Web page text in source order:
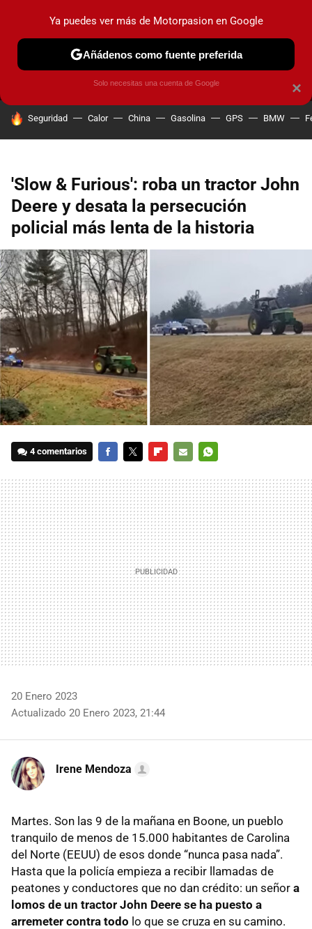
MENÚ NUEVO
COCHES ELÉCTRICOS OBSERVATORIO
HOY SE HABLA DE
Seguridad Calor China Gasolina GPS BMW
'Slow & Furious': roba un tractor John
Deere y desata la persecución
policial más lenta de la historia
4 comentarios
MAIL
20 Enero 2023
Actualizado 20 Enero 2023, 21:44
Irene Mendoza
Martes. Son las 9 de la mañana en Boone, un pueblo
tranquilo de menos de 15.000 habitantes de Carolina
del Norte (EEUU) de esos donde “nunca pasa nada”.
Hasta que la policía empieza a recibir llamadas de
peatones y conductores que no dan crédito: un señor a
lomos de un tractor John Deere se ha puesto a
arremeter contra todo lo que se cruza en su camino.
×
Ya puedes ver más de Motorpasion en Google
Añádenos como fuente preferida
Solo necesitas una cuenta de Google